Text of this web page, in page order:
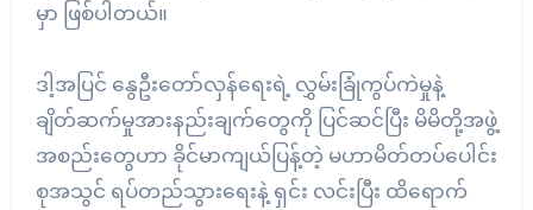
မှာ ဖြစ်ပါတယ်။
ဒါ့အပြင် နွေဦးတော်လှန်ရေးရဲ့ လွှမ်းခြုံကွပ်ကဲမှုနဲ့
ချိတ်ဆက်မှုအားနည်းချက်တွေကို ပြင်ဆင်ပြီး မိမိတို့အဖွဲ့
အစည်းတွေဟာ ခိုင်မာကျယ်ပြန့်တဲ့ မဟာမိတ်တပ်ပေါင်း
စုအသွင် ရပ်တည်သွားရေးနဲ့ ရှင်း လင်းပြီး ထိရောက်